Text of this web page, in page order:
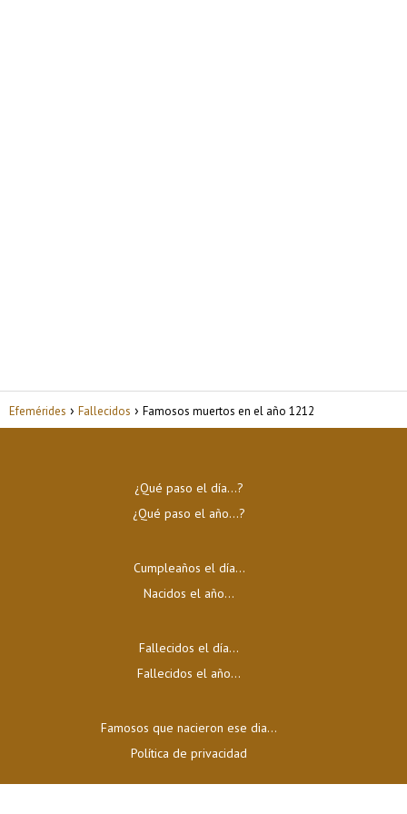
Efemérides Fallecidos Famosos muertos en el año 1212
¿Qué paso el día…?
¿Qué paso el año…?
Cumpleaños el día…
Nacidos el año…
Fallecidos el día…
Fallecidos el año…
Famosos que nacieron ese dia...
Política de privacidad